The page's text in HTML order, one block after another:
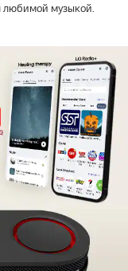
любимой музыкой.